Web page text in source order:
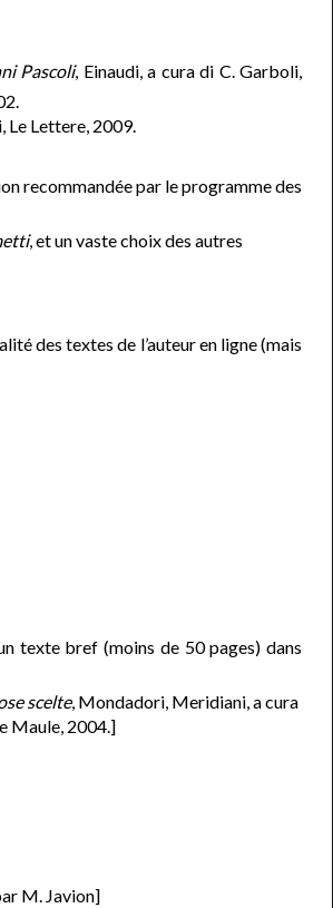
Pascoli, Einaudi, a cura di C. Garboli,
Le Lettere, 2009.
recommandée par le programme des
, et un vaste choix des autres
des textes de l’auteur en ligne (mais
texte bref (moins de 50 pages) dans
scelte, Mondadori, Meridiani, a cura
Maule, 2004.]
M. Javion]